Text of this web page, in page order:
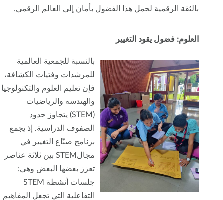
بالثقة الرقمية لحمل هذا الفضول بأمان إلى العالم الرقمي.
العلوم: فضول يقود التغيير
بالنسبة للجمعية العالمية
للمرشدات وفتيات الكشافة،
فإن تعليم العلوم والتكنولوجيا
والهندسة والرياضيات
(STEM) يتجاوز حدود
الصفوف الدراسية. إذ يجمع
برنامج صنّاع التغيير في
مجالSTEM بين ثلاثة عناصر
تعزز بعضها البعض وهي:
جلسات أنشطة STEM
التفاعلية التي تجعل المفاهيم